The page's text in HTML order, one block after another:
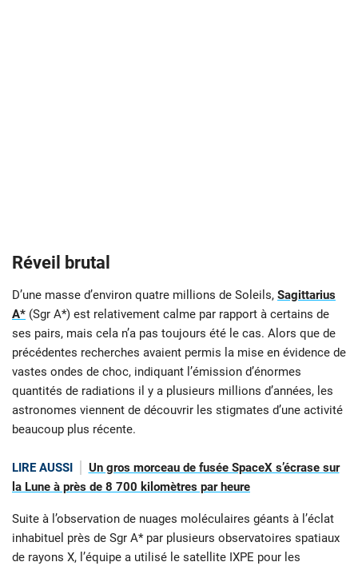
Réveil brutal
D’une masse d’environ quatre millions de Soleils, Sagittarius
A* (Sgr A*) est relativement calme par rapport à certains de
ses pairs, mais cela n’a pas toujours été le cas. Alors que de
précédentes recherches avaient permis la mise en évidence de
vastes ondes de choc, indiquant l’émission d’énormes
quantités de radiations il y a plusieurs millions d’années, les
astronomes viennent de découvrir les stigmates d’une activité
beaucoup plus récente.
LIRE AUSSI
Un gros morceau de fusée SpaceX s’écrase sur
la Lune à près de 8 700 kilomètres par heure
Suite à l’observation de nuages moléculaires géants à l’éclat
inhabituel près de Sgr A* par plusieurs observatoires spatiaux
de rayons X, l’équipe a utilisé le satellite IXPE pour les